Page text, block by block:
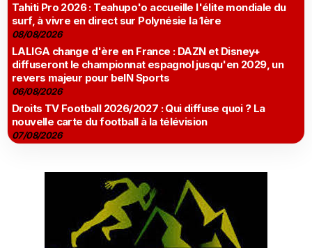
Tahiti Pro 2026 : Teahupo'o accueille l'élite mondiale du
surf, à vivre en direct sur Polynésie la 1ère
08/08/2026
LALIGA change d'ère en France : DAZN et Disney+
diffuseront le championnat espagnol jusqu'en 2029, un
revers majeur pour beIN Sports
06/08/2026
Droits TV Football 2026/2027 : Qui diffuse quoi ? La
nouvelle carte du football à la télévision
07/08/2026